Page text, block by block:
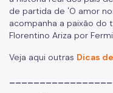
de partida de 'O amor
acompanha a paixão do
Florentino Ariza por
Veja aqui outras Dicas